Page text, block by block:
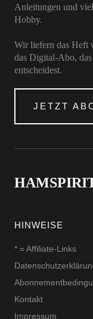
Anleitungen und
Hobby.
Wir liefern das Heft
das Digital-Abo,
entscheidest.
JETZT
HINWEISE
* = Affiliate-Links
Kontakt
Impressum